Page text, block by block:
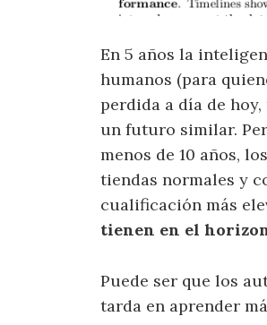
En 5 años la
humanos (para
perdida a día de
un futuro similar.
menos de 10 años,
tiendas normales y
cualificación más
tienen en el
Puede ser que los
tarda en aprender